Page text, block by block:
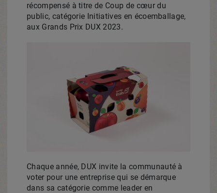
récompensé à titre de Coup de cœur du
public, catégorie Initiatives en écoemballage,
aux Grands Prix DUX 2023.
Chaque année, DUX invite la communauté à
voter pour une entreprise qui se démarque
dans sa catégorie comme leader en